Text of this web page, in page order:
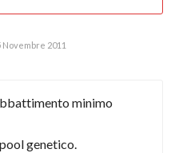
Novembre 2011
minimo
genetico.